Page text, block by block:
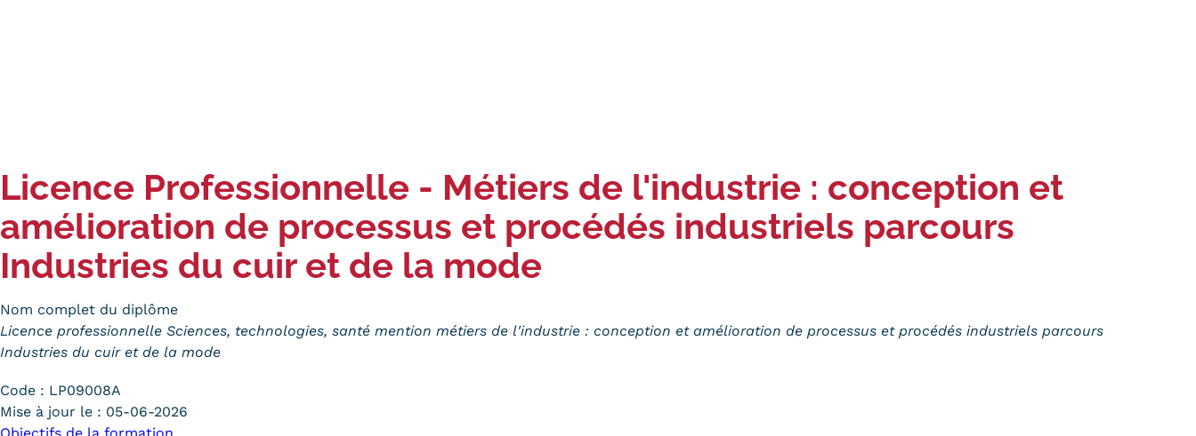
Licence Professionnelle - Métiers de l'industrie : conception et
amélioration de processus et procédés industriels parcours
Industries du cuir et de la mode
Nom complet du diplôme
Licence professionnelle Sciences, technologies, santé mention métiers de l'industrie : conception et amélioration de processus et procédés industriels parcours
Industries du cuir et de la mode
Code : LP09008A
Mise à jour le : 05-06-2026